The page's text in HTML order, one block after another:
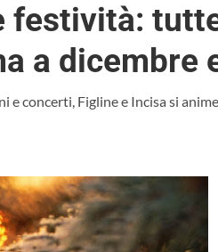
festività:
a dicembre
concerti, Figline e Incisa si